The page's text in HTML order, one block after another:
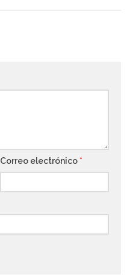
Correo electrónico *